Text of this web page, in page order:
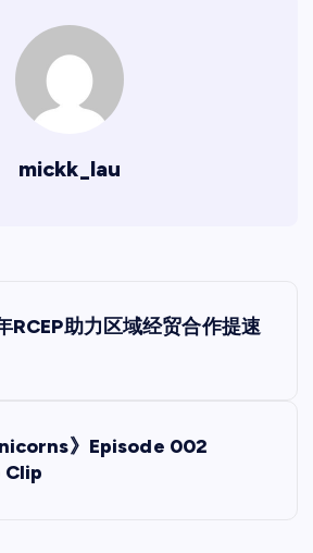
mickk_lau
RCEP助力区域经贸合作提速
》Episode 002
Clip